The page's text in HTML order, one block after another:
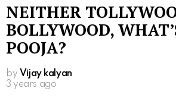
NEITHER
BOLLYWOOD,
POOJA?
by Vijay kalyan
3 years ago